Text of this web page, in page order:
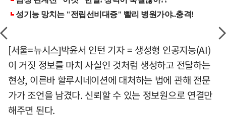
[서울=뉴시스]박윤서 인턴 기자 = 생성형 인공지능(AI)
이 거짓 정보를 마치 사실인 것처럼 생성하고 전달하는
현상, 이른바 할루시네이션에 대처하는 법에 관해 전문
가가 조언을 남겼다. 신뢰할 수 있는 정보원으로 연결만
해주면 된다.